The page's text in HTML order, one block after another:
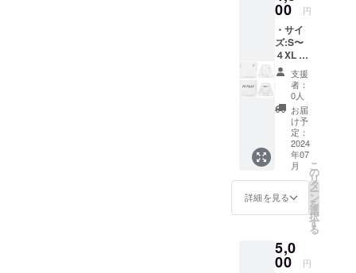
いただ
きま
す。 期
限:令和
6年12月
末まで
00 円
・サイ
ズ:S〜
４XL ・
カラー:
白、黒
税込と
送料込
みの価
格にさ
せてい
ただい
てま
す。 ※
服の種
類もお
選びい
ます
支援
者：
0人
お届
け予
定：
2024
年07
月
詳細を見る
こ
の
リ
タ
ー
ン
を
選
択
す
る
5,0
00 円